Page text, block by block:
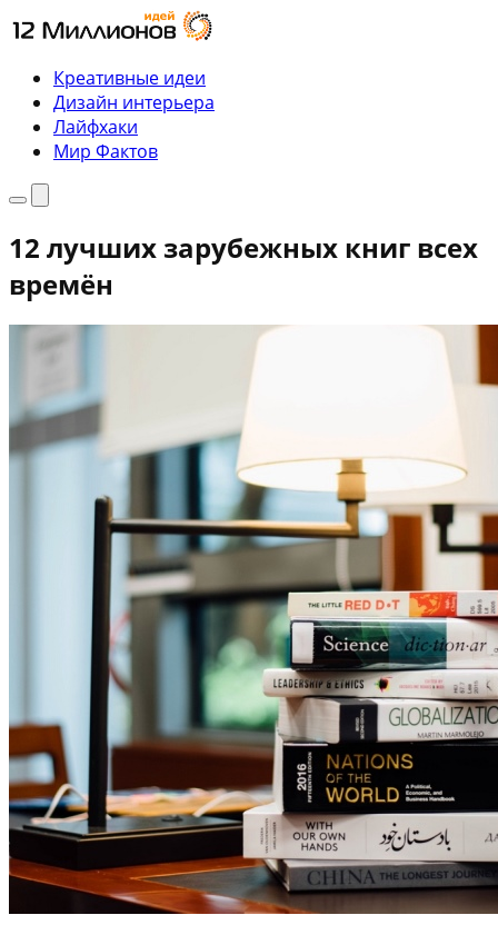
Перейти
к
содержимому
Креативные идеи
Дизайн интерьера
Лайфхаки
Мир Фактов
МенюПоиск
12 лучших зарубежных книг всех
времён